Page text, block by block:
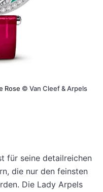
Rose © Van Cleef & Arpels
für seine detailreichen
die nur den feinsten
Die Lady Arpels